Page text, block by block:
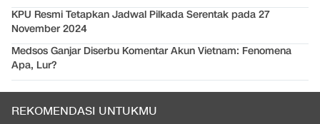
KPU Resmi Tetapkan Jadwal Pilkada Serentak pada 27
November 2024
Medsos Ganjar Diserbu Komentar Akun Vietnam: Fenomena
Apa, Lur?
REKOMENDASI UNTUKMU